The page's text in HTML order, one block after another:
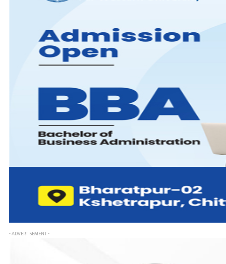
- ADVERTISEMENT -